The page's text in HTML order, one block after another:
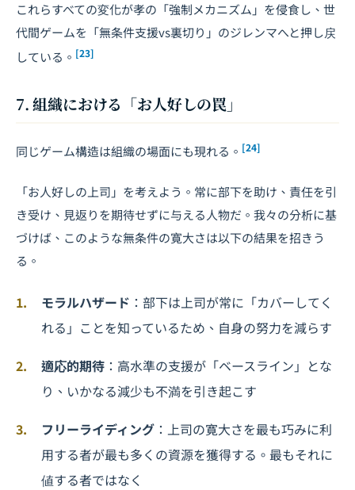
これらすべての変化が孝の「強制メカニズム」を侵食し、世
代間ゲームを「無条件支援vs裏切り」のジレンマへと押し戻
している。 [23]
7. 組織における「お人好しの罠」
同じゲーム構造は組織の場面にも現れる。 [24]
「お人好しの上司」を考えよう。常に部下を助け、責任を引
き受け、見返りを期待せずに与える人物だ。我々の分析に基
づけば、このような無条件の寛大さは以下の結果を招きう
る。
モラルハザード ：部下は上司が常に「カバーしてく
れる」ことを知っているため、自身の努力を減らす
適応的期待 ：高水準の支援が「ベースライン」とな
り、いかなる減少も不満を引き起こす
フリーライディング ：上司の寛大さを最も巧みに利
用する者が最も多くの資源を獲得する。最もそれに
値する者ではなく